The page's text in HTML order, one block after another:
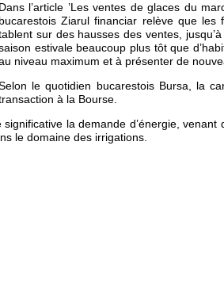
Dans l’article ’Les ventes de glaces du
bucarestois Ziarul financiar relève que les
sur des hausses des ventes,
estivale beaucoup plus tôt que
niveau maximum et à présenter de
le quotidien bucarestois Bursa, la
à la Bourse.
la demande d’énergie,
le domaine des irrigations.